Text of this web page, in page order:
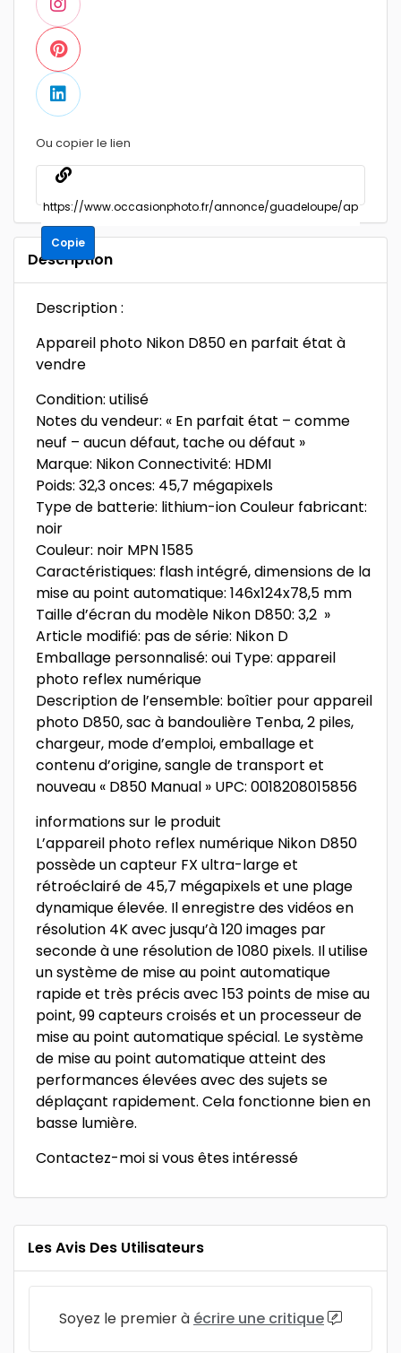
Ou copier le lien
Copie
Description
Description :
Appareil photo Nikon D850 en parfait état à
vendre
Condition: utilisé
Notes du vendeur: « En parfait état – comme
neuf – aucun défaut, tache ou défaut »
Marque: Nikon Connectivité: HDMI
Poids: 32,3 onces: 45,7 mégapixels
Type de batterie: lithium-ion Couleur fabricant:
noir
Couleur: noir MPN 1585
Caractéristiques: flash intégré, dimensions de la
mise au point automatique: 146x124x78,5 mm
Taille d’écran du modèle Nikon D850: 3,2 »
Article modifié: pas de série: Nikon D
Emballage personnalisé: oui Type: appareil
photo reflex numérique
Description de l’ensemble: boîtier pour appareil
photo D850, sac à bandoulière Tenba, 2 piles,
chargeur, mode d’emploi, emballage et
contenu d’origine, sangle de transport et
nouveau « D850 Manual » UPC: 0018208015856
informations sur le produit
L’appareil photo reflex numérique Nikon D850
possède un capteur FX ultra-large et
rétroéclairé de 45,7 mégapixels et une plage
dynamique élevée. Il enregistre des vidéos en
résolution 4K avec jusqu’à 120 images par
seconde à une résolution de 1080 pixels. Il utilise
un système de mise au point automatique
rapide et très précis avec 153 points de mise au
point, 99 capteurs croisés et un processeur de
mise au point automatique spécial. Le système
de mise au point automatique atteint des
performances élevées avec des sujets se
déplaçant rapidement. Cela fonctionne bien en
basse lumière.
Contactez-moi si vous êtes intéressé
Les Avis Des Utilisateurs
Soyez le premier à écrire une critique